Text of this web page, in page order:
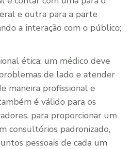
e outra para a parte
a interação com o público;
ética: um médico deve
de lado e atender
maneira profissional e
é válido para os
para proporcionar um
consultórios padronizado,
pessoais de cada um